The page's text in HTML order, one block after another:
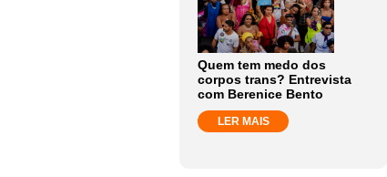
Quem tem medo dos
corpos trans? Entrevista
com Berenice Bento
LER MAIS